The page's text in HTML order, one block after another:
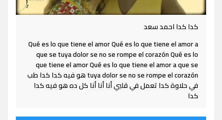
كدا كدا احمد سعد
Qué es lo que tiene el amor Qué es lo que tiene el amor a
que se tuya dolor se no se rompe el corazón Qué es lo
que tiene el amor Qué es lo que tiene el amor a que se
tuya dolor se no se rompe el corazón هو فيه كدا كدا طب
في حلاوة كدا تعمل في قلبي أنا أنا أنا كل ده هو فيه كدا
كدا